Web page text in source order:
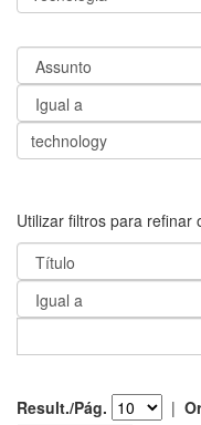
Utilizar filtros para refinar
Result./Pág. |